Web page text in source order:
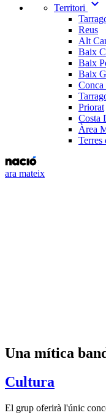
Territori
expand_more
Reus
Alt
Baix
Baix
Baix
Conca
Priorat
Costa
Àrea
Terres
ara mateix
Una mítica
Cultura
El grup oferirà l'únic